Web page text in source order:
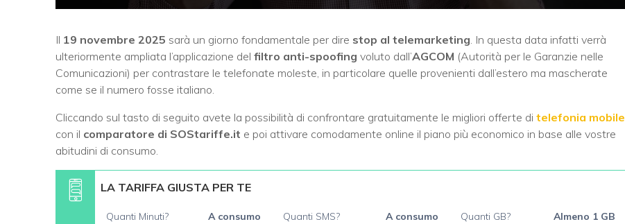
Il 19 novembre 2025 sarà un giorno fondamentale per dire stop al telemarketing. In questa data infatti verrà
ulteriormente ampliata l’applicazione del filtro anti-spoofing voluto dall’AGCOM (Autorità per le Garanzie nelle
Comunicazioni) per contrastare le telefonate moleste, in particolare quelle provenienti dall’estero ma mascherate
come se il numero fosse italiano.
Cliccando sul tasto di seguito avete la possibilità di confrontare gratuitamente le migliori offerte di telefonia mobile
con il comparatore di SOStariffe.it e poi attivare comodamente online il piano più economico in base alle vostre
abitudini di consumo.
LA TARIFFA GIUSTA PER TE
Quanti Minuti? A consumo Quanti SMS? A consumo Quanti GB? Almeno 1 GB